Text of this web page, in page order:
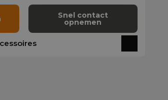
Snel contact
opnemen